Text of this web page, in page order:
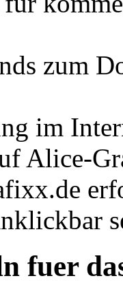
zum
im
Alice-
fuer